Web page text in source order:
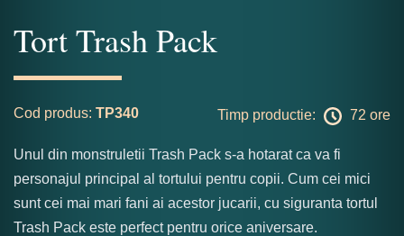
Tort Trash Pack
Cod produs: TP340 Timp productie: 72 ore
Unul din monstruletii Trash Pack s-a hotarat ca va fi
personajul principal al tortului pentru copii. Cum cei mici
sunt cei mai mari fani ai acestor jucarii, cu siguranta tortul
Trash Pack este perfect pentru orice aniversare.